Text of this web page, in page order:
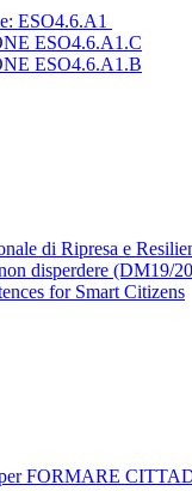
ESO4.6.A1
ESO4.6.A1.C
ESO4.6.A1.B
di Ripresa e
disperdere (DM19/
for Smart Citizens
FORMARE